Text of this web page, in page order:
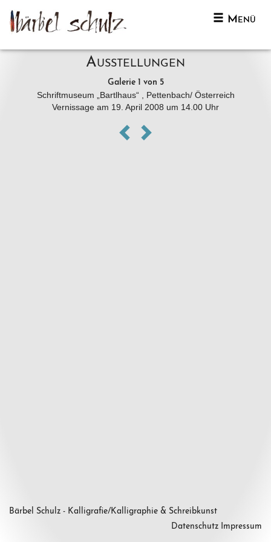
Menü
Ausstellungen
Galerie 1 von 5
Schriftmuseum „Bartlhaus“ , Pettenbach/ Österreich
Vernissage am 19. April 2008 um 14.00 Uhr
Bärbel Schulz - Kalligrafie/Kalligraphie & Schreibkunst
Datenschutz Impressum